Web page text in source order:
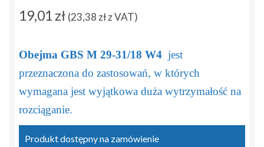
19,01zł (23,38złz VAT)
Obejma GBS M 29-31/18 W4 jest
przeznaczona do zastosowań, w których
wymagana jest wyjątkowa duża wytrzymałość na
rozciąganie.
Produkt dostępny na zamówienie